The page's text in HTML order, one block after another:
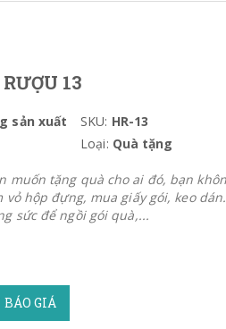
13
sản xuất
SKU: HR-13
Loại: Quà tặng
muốn tặng quà cho ai đó, bạn
hộp đựng, mua giấy gói, keo
sức để ngồi gói quà,...
GIÁ